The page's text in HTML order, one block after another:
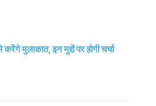
इन मुद्दों पर होगी चर्चा